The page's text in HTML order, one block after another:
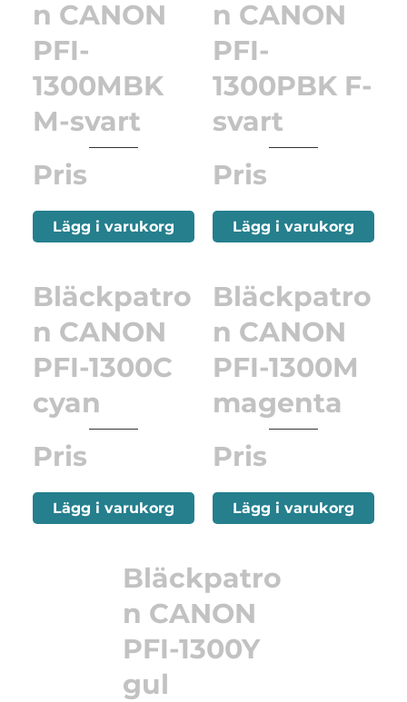
n CANON
PFI-
1300MBK
M-svart
Pris
Lägg i varukorg
n CANON
PFI-
1300PBK F-
svart
Pris
Lägg i varukorg
Bläckpatro
n CANON
PFI-1300C
cyan
Pris
Lägg i varukorg
Bläckpatro
n CANON
PFI-1300M
magenta
Pris
Lägg i varukorg
Bläckpatro
n CANON
PFI-1300Y
gul